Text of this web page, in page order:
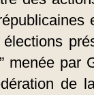
élections
menée par
de